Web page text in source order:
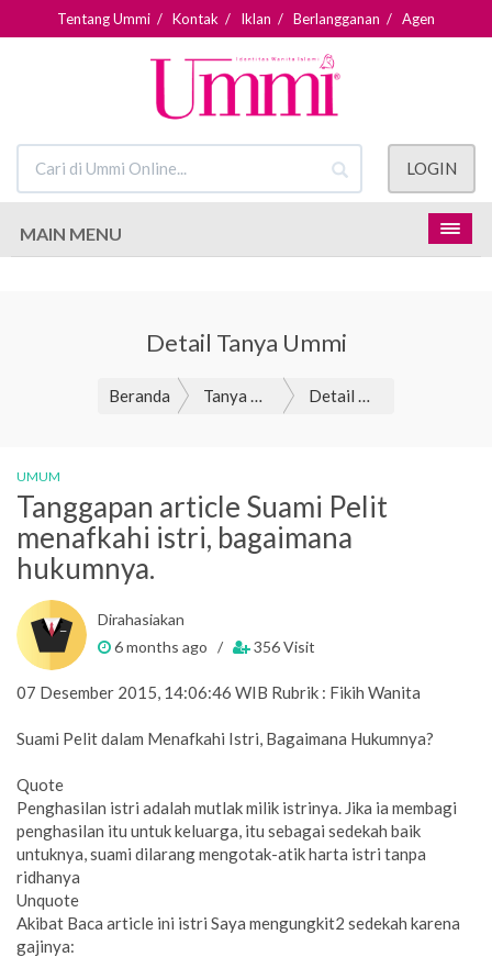
Tentang Ummi / Kontak / Iklan / Berlangganan / Agen
LOGIN
MAIN MENU
Detail Tanya Ummi
Beranda Tanya Ummi Detail Tanya Ummi
UMUM
Tanggapan article Suami Pelit
menafkahi istri, bagaimana
hukumnya.
Dirahasiakan
6 months ago /
356 Visit
07 Desember 2015, 14:06:46 WIB Rubrik : Fikih Wanita
Suami Pelit dalam Menafkahi Istri, Bagaimana Hukumnya?
Quote
Penghasilan istri adalah mutlak milik istrinya. Jika ia membagi
penghasilan itu untuk keluarga, itu sebagai sedekah baik
untuknya, suami dilarang mengotak-atik harta istri tanpa
ridhanya
Unquote
Akibat Baca article ini istri Saya mengungkit2 sedekah karena
gajinya: